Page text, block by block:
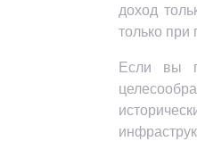
доход
только при
Если вы